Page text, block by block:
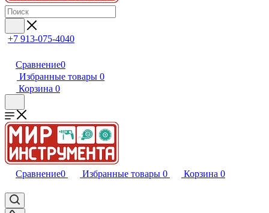
+7 913-075-4040
Сравнение0
Избранные товары 0
Корзина 0
Сравнение0 Избранные товары 0 Корзина 0